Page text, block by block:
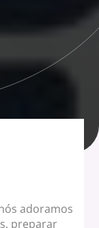
adoramos
preparar